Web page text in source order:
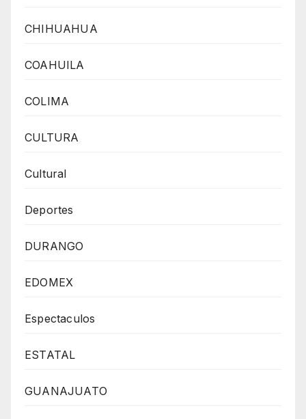
CHIHUAHUA
COAHUILA
COLIMA
CULTURA
Cultural
Deportes
DURANGO
EDOMEX
Espectaculos
ESTATAL
GUANAJUATO